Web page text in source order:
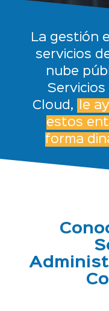
La gestión
servicios
nube
Cloud,
le
estos
forma